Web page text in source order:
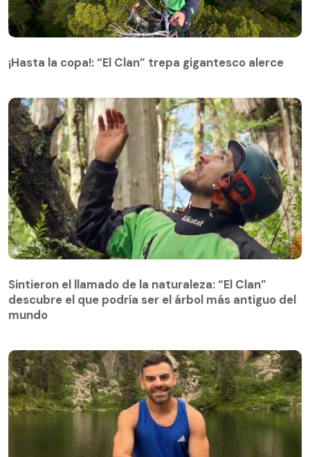
¡Hasta la copa!: “El Clan” trepa gigantesco alerce
descubre el que podría ser el árbol más antiguo del
mundo
Sintieron el llamado de la naturaleza: “El Clan”
descubre el que podría ser el árbol más antiguo del
mundo